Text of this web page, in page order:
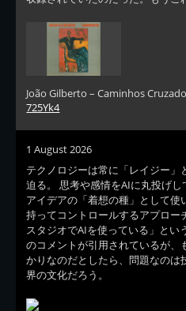
João Gilberto – Caminhos
725Yk4
1 August 2026
テクノロジーは常に「レイジー
迫る。 思考や感情をAIに丸投げし
アイデアの「着想の種」として
持ってコントロールするアプロ
スタジオでAIを使っている」とい
のコメントが引用されているが
かりなのだとしたら、問題なの
界の文化だろう。